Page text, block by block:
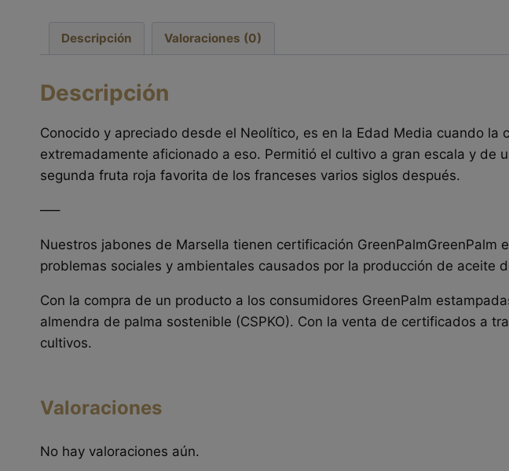
Descripción Valoraciones (0)
Descripción
Conocido y apreciado desde el Neolítico, es en la Edad Media cuando
extremadamente aficionado a eso. Permitió el cultivo a gran escala y
segunda fruta roja favorita de los franceses varios siglos después.
—–
Nuestros jabones de Marsella tienen certificación
problemas sociales y ambientales causados por la producción de aceite
Con la compra de un producto a los consumidores GreenPalm
almendra de palma sostenible (CSPKO). Con la venta de certificados a
cultivos.
Valoraciones
No hay valoraciones aún.